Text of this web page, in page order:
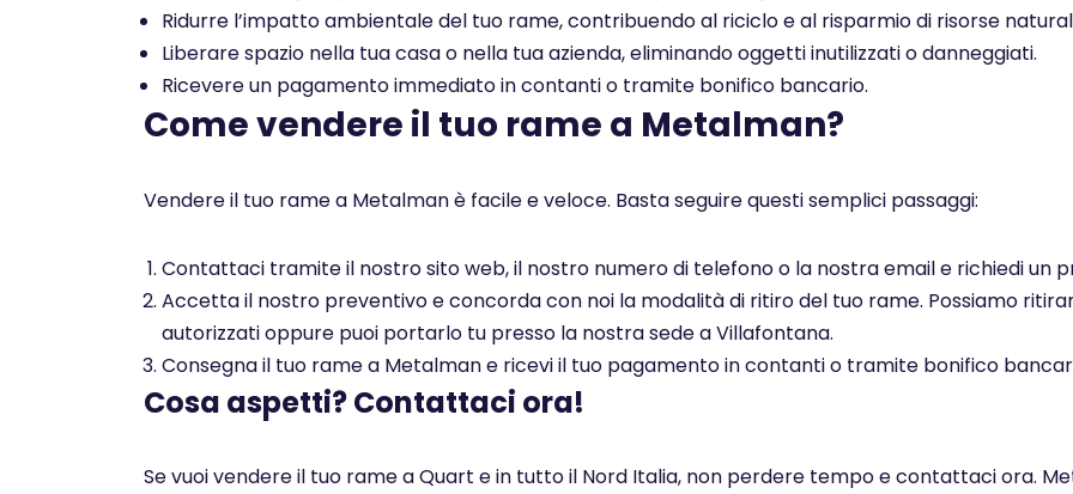
Ridurre l’impatto ambientale del tuo rame, contribuendo al riciclo e al risparmio di risorse
Liberare spazio nella tua casa o nella tua azienda, eliminando oggetti inutilizzati o danneggiati.
Ricevere un pagamento immediato in contanti o tramite bonifico bancario.
Come vendere il tuo rame a Metalman?
Vendere il tuo rame a Metalman è facile e veloce. Basta seguire questi semplici passaggi:
Contattaci tramite il nostro sito web, il nostro numero di telefono o la nostra email e richiedi un
Accetta il nostro preventivo e concorda con noi la modalità di ritiro del tuo rame. Possiamo
autorizzati oppure puoi portarlo tu presso la nostra sede a Villafontana.
Consegna il tuo rame a Metalman e ricevi il tuo pagamento in contanti o tramite bonifico
Cosa aspetti? Contattaci ora!
Se vuoi vendere il tuo rame a Quart e in tutto il Nord Italia, non perdere tempo e contattaci ora.